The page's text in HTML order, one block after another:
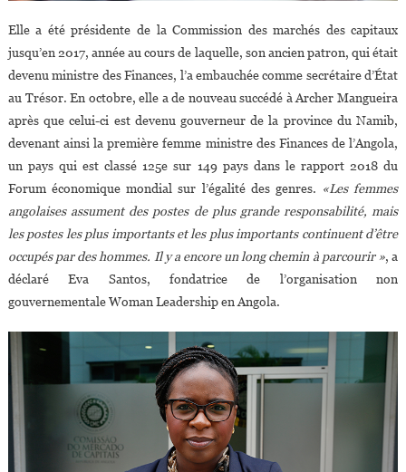
Elle a été présidente de la Commission des marchés des capitaux
jusqu’en 2017, année au cours de laquelle, son ancien patron, qui était
devenu ministre des Finances, l’a embauchée comme secrétaire d’État
au Trésor. En octobre, elle a de nouveau succédé à Archer Mangueira
après que celui-ci est devenu gouverneur de la province du Namib,
devenant ainsi la première femme ministre des Finances de l’Angola,
un pays qui est classé 125e sur 149 pays dans le rapport 2018 du
Forum économique mondial sur l’égalité des genres. «Les femmes
angolaises assument des postes de plus grande responsabilité, mais
les postes les plus importants et les plus importants continuent d’être
occupés par des hommes. Il y a encore un long chemin à parcourir », a
déclaré Eva Santos, fondatrice de l’organisation non
gouvernementale Woman Leadership en Angola.